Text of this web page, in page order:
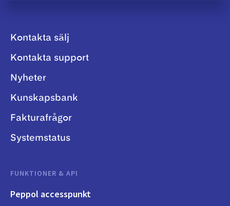
Kontakta sälj
Kontakta support
Nyheter
Kunskapsbank
Fakturafrågor
Systemstatus
FUNKTIONER & API
Peppol accesspunkt